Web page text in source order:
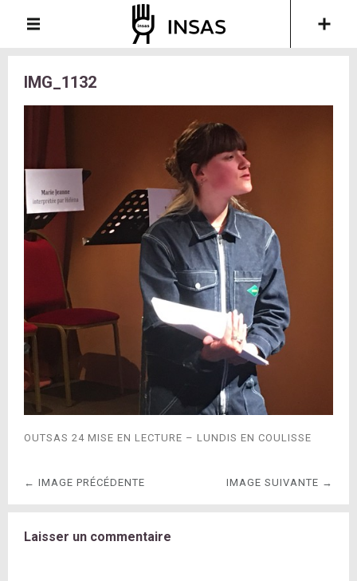
IMG_1132
OUTSAS 24 MISE EN LECTURE – LUNDIS EN COULISSE
← IMAGE PRÉCÉDENTE IMAGE SUIVANTE →
Laisser un commentaire